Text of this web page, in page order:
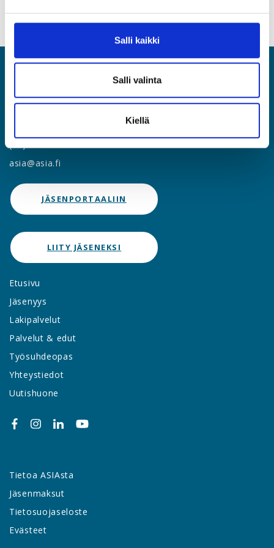
Salli kaikki
Salli valinta
Kiellä
Asiantuntijat ja Esihenkilöt ASIA ry
Rautatieläisenkatu 6, 00520 Helsinki
(09) 2510 1310
asia@asia.fi
JÄSENPORTAALIIN
LIITY JÄSENEKSI
Etusivu
Jäsenyys
Lakipalvelut
Palvelut & edut
Työsuhdeopas
Yhteystiedot
Uutishuone
Tietoa ASIAsta
Jäsenmaksut
Tietosuojaseloste
Evästeet